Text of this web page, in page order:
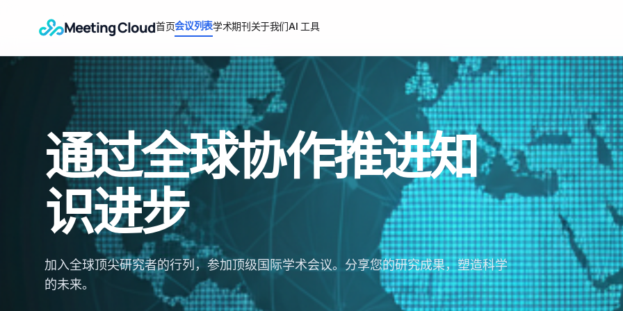
Meeting Cloud首页会议列表学术期刊关于我们AI 工具
通过全球协作推进知
识进步
加入全球顶尖研究者的行列，参加顶级国际学术会议。分享您的研究成果，塑造科学
的未来。